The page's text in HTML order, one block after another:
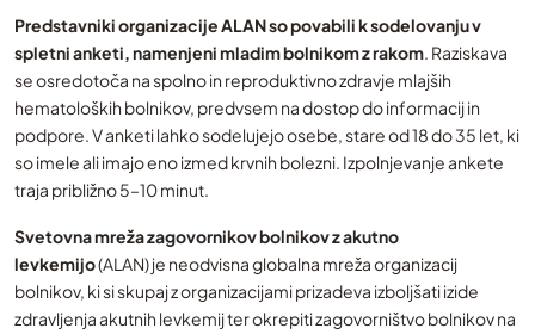
Predstavniki organizacije ALAN so povabili k sodelovanju v
spletni anketi, namenjeni mladim bolnikom z rakom. Raziskava
se osredotoča na spolno in reproduktivno zdravje mlajših
hematoloških bolnikov, predvsem na dostop do informacij in
podpore. V anketi lahko sodelujejo osebe, stare od 18 do 35 let, ki
so imele ali imajo eno izmed krvnih bolezni. Izpolnjevanje ankete
traja približno 5–10 minut.
Svetovna mreža zagovornikov bolnikov z akutno
levkemijo(ALAN) je neodvisna globalna mreža organizacij
bolnikov, ki si skupaj z organizacijami prizadeva izboljšati izide
zdravljenja akutnih levkemij ter okrepiti zagovorništvo bolnikov na